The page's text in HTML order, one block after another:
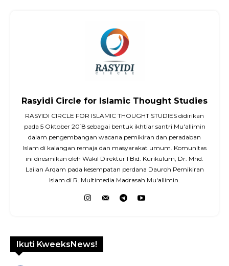
Rasyidi Circle for Islamic Thought Studies
RASYIDI CIRCLE FOR ISLAMIC THOUGHT STUDIES didirikan
pada 5 Oktober 2018 sebagai bentuk ikhtiar santri Mu'allimin
dalam pengembangan wacana pemikiran dan peradaban
Islam di kalangan remaja dan masyarakat umum. Komunitas
ini diresmikan oleh Wakil Direktur I Bid. Kurikulum, Dr. Mhd.
Lailan Arqam pada kesempatan perdana Dauroh Pemikiran
Islam di R. Multimedia Madrasah Mu'allimin.
Ikuti KweeksNews!